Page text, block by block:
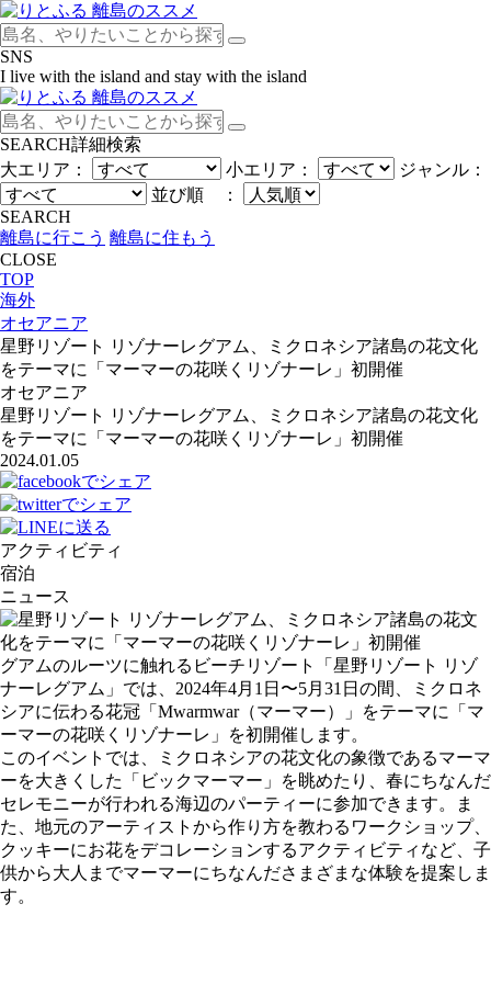
SNS
I live with the island and stay with the island
SEARCH詳細検索
大エリア：
小エリア：
ジャンル：
並び順 ：
SEARCH
離島に行こう 離島に住もう
CLOSE
TOP
海外
オセアニア
星野リゾート リゾナーレグアム、ミクロネシア諸島の花文化
をテーマに「マーマーの花咲くリゾナーレ」初開催
オセアニア
星野リゾート リゾナーレグアム、ミクロネシア諸島の花文化
をテーマに「マーマーの花咲くリゾナーレ」初開催
2024.01.05
アクティビティ
宿泊
ニュース
グアムのルーツに触れるビーチリゾート「星野リゾート リゾ
ナーレグアム」では、2024年4月1日〜5月31日の間、ミクロネ
シアに伝わる花冠「Mwarmwar（マーマー）」をテーマに「マ
ーマーの花咲くリゾナーレ」を初開催します。
このイベントでは、ミクロネシアの花文化の象徴であるマーマ
ーを大きくした「ビックマーマー」を眺めたり、春にちなんだ
セレモニーが行われる海辺のパーティーに参加できます。ま
た、地元のアーティストから作り方を教わるワークショップ、
クッキーにお花をデコレーションするアクティビティなど、子
供から大人までマーマーにちなんださまざまな体験を提案しま
す。